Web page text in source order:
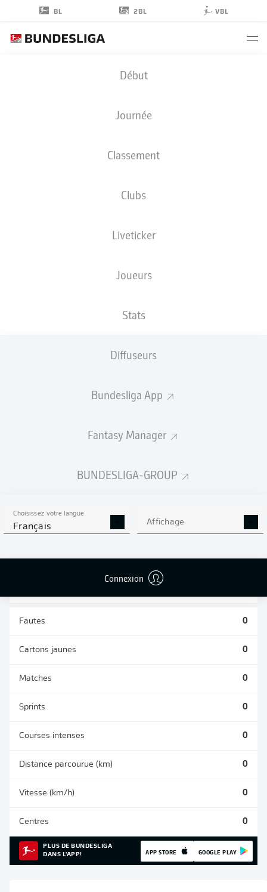
BL 2BL VBL
Début
Journée
Classement
Clubs
Liveticker
Joueurs
Stats
Diffuseurs
Bundesliga App
Fantasy Manager
BUNDESLIGA-GROUP
Choisissez votre langue
Français Affichage
Connexion
STATS DE LA SAISON
2018/2019
0 0
Fautes 0
Cartons jaunes 0
Matches 0
Sprints 0
Courses intenses 0
Distance parcourue (km) 0
Vitesse (km/h) 0
Centres 0
PLUS DE BUNDESLIGA
DANS L'APP!
APP STORE GOOGLE PLAY